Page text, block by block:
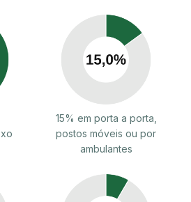
15% em porta a porta,
postos móveis ou por
ambulantes